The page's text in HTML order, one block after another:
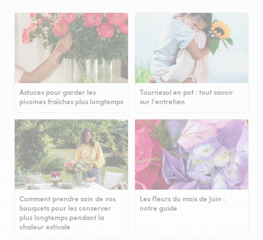
Astuces pour garder les
pivoines fraîches plus longtemps
Tournesol en pot : tout savoir
sur l'entretien
Comment prendre soin de vos
bouquets pour les conserver
plus longtemps pendant la
chaleur estivale
Les fleurs du mois de Juin :
notre guide